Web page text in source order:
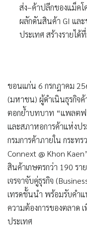
ส่ง–ค้าปลีกของแม็ค
ผลักดันสินค้า GI และ
ประเทศ สร้างรายไ
ขอนแก่น 6 กรกฎาคม
(มหาชน) ผู้ดำเนินธุรกิจ
ตอกย้ำบทบาท “แพลตฟ
และสภาหอการค้าแห่งปร
กรมการค้าภายใน กระท
Connext @ Khon
สินค้าเกษตรกว่า 190 รา
เจรจาจับคู่ธุรกิจ
เทรดชั้นนำ พร้อมรับคำ
ความต้องการของตลาด
ประเทศ